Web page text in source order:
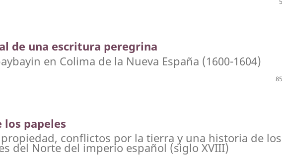
de una escritura peregrina
en Colima de la Nueva España (1600-1604)
los papeles
conflictos por la tierra y una historia de los
del Norte del imperio español (siglo XVIII)